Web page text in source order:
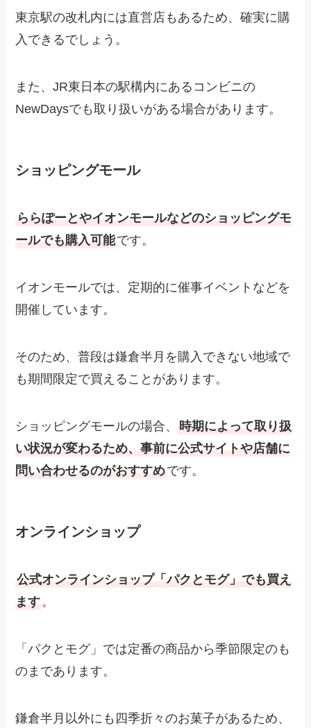
東京駅の改札内には直営店もあるため、確実に購
入できるでしょう。
また、JR東日本の駅構内にあるコンビニの
NewDaysでも取り扱いがある場合があります。
ショッピングモール
ららぽーとやイオンモールなどのショッピングモ
ールでも購入可能です。
イオンモールでは、定期的に催事イベントなどを
開催しています。
そのため、普段は鎌倉半月を購入できない地域で
も期間限定で買えることがあります。
ショッピングモールの場合、
時期によって取り扱
い状況が変わるため、事前に公式サイトや店舗に
問い合わせるのがおすすめです。
オンラインショップ
公式オンラインショップ「パクとモグ」でも買え
ます。
「パクとモグ」では定番の商品から季節限定のも
のまであります。
鎌倉半月以外にも四季折々のお菓子があるため、